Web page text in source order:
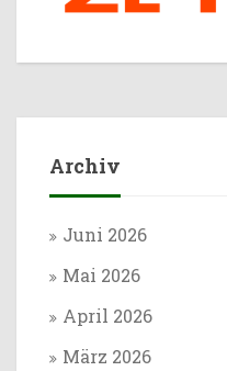
Archiv
Juni 2026
Mai 2026
April 2026
März 2026